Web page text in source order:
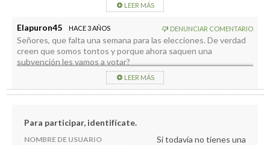
LEER MÁS
Elapuron45 HACE 3 AÑOS DENUNCIAR COMENTARIO
Señores, que falta una semana para las elecciones. De verdad
creen que somos tontos y porque ahora saquen una
subvención les vamos a votar?
LEER MÁS
Para participar, identifícate.
NOMBRE DE USUARIO
Si todavía no tienes una